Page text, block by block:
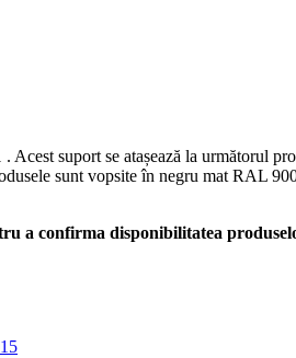
suport se atașează la următorul
sunt vopsite în negru mat RAL
a confirma disponibilitatea